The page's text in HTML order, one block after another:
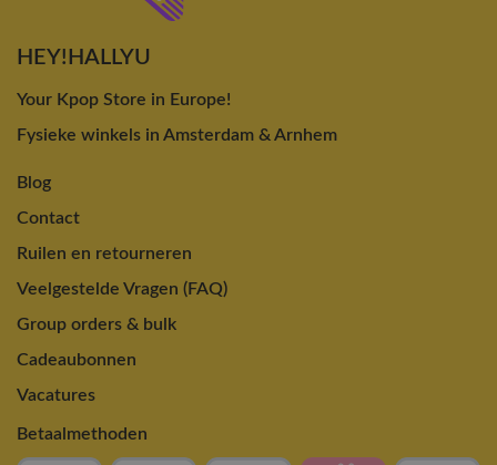
HEY!HALLYU
Your Kpop Store in Europe!
Fysieke winkels in Amsterdam & Arnhem
Blog
Contact
Ruilen en retourneren
Veelgestelde Vragen (FAQ)
Group orders & bulk
Cadeaubonnen
Vacatures
Betaalmethoden